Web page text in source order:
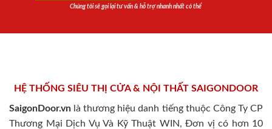
Chúng tôi sẽ gọi lại tư vấn & hỗ trợ nhanh nhất có thể
HỆ THỐNG SIÊU THỊ CỬA & NỘI THẤT SAIGONDOOR
SaigonDoor.vn là thương hiệu danh tiếng thuộc Công Ty CP
Thương Mại Dịch Vụ Và Kỹ Thuật WIN, Đơn vị có hơn 10